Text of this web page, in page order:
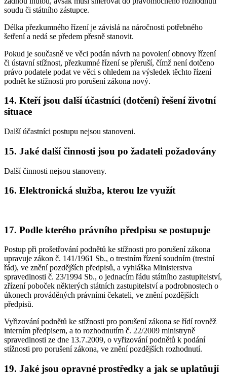
soudu či státního zástupce.
Délka přezkumného řízení je závislá na náročnosti potřebného
šetření a nedá se předem přesně stanovit.
Pokud je současně ve věci podán návrh na povolení obnovy řízení
či ústavní stížnost, přezkumné řízení se přeruší, čímž není dotčeno
právo podatele podat ve věci s ohledem na výsledek těchto řízení
podnět ke stížnosti pro porušení zákona nový.
14. Kteří jsou další účastníci (dotčení) řešení životní
situace
Další účastníci postupu nejsou stanoveni.
15. Jaké další činnosti jsou po žadateli požadovány
Další činnosti nejsou stanoveny.
16. Elektronická služba, kterou lze využít
17. Podle kterého právního předpisu se postupuje
Postup při prošetřování podnětů ke stížnosti pro porušení zákona
upravuje zákon č. 141/1961 Sb., o trestním řízení soudním (trestní
řád), ve znění pozdějších předpisů, a vyhláška Ministerstva
spravedlnosti č. 23/1994 Sb., o jednacím řádu státního zastupitelství,
zřízení poboček některých státních zastupitelství a podrobnostech o
úkonech prováděných právními čekateli, ve znění pozdějších
předpisů.
Vyřizování podnětů ke stížnosti pro porušení zákona se řídí rovněž
interním předpisem, a to rozhodnutím č. 22/2009 ministryně
spravedlnosti ze dne 13.7.2009, o vyřizování podnětů k podání
stížnosti pro porušení zákona, ve znění pozdějších rozhodnutí.
19. Jaké jsou opravné prostředky a jak se uplatňují